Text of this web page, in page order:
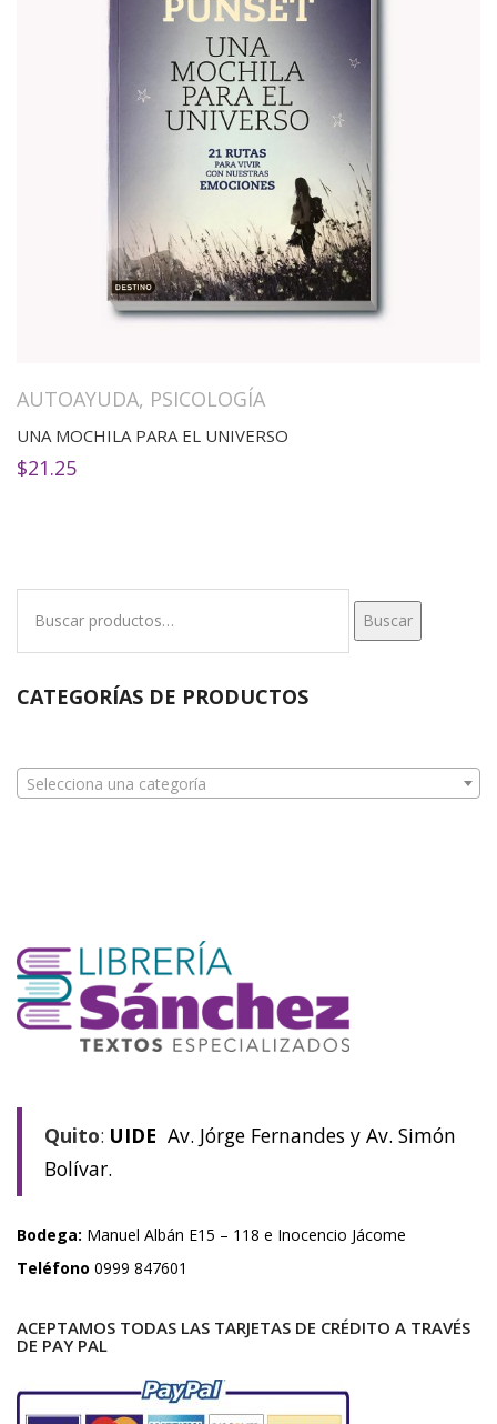
AUTOAYUDA, PSICOLOGÍA
UNA MOCHILA PARA EL UNIVERSO
$21.25
Buscar
CATEGORÍAS DE PRODUCTOS
Selecciona una categoría
Quito: UIDE Av. Jórge Fernandes y Av. Simón
Bolívar.
Bodega: Manuel Albán E15 – 118 e Inocencio Jácome
Teléfono 0999 847601
ACEPTAMOS TODAS LAS TARJETAS DE CRÉDITO A TRAVÉS
DE PAY PAL